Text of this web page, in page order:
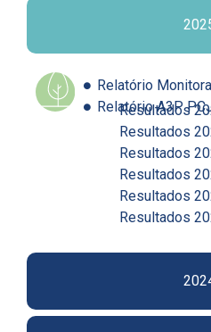
Relatório
Relatório A3P
Resultados
Resultados
Resultados
Resultados
Resultados
Resultados